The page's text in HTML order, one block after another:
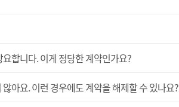
합니다. 이게 정당한 계약인가요?
아요. 이런 경우에도 계약을 해제할 수 있나요?